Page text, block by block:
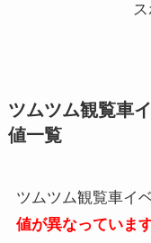
ツムツム観覧車
値一覧
ツムツム観覧車イ
値が異なっています